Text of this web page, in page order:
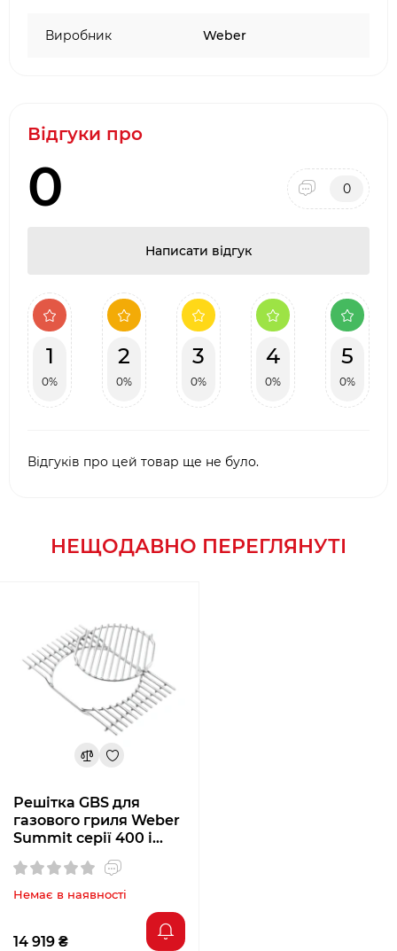
Виробник Weber
Відгуки про
0 0
Написати відгук
1
0%
2
0%
3
0%
4
0%
5
0%
Відгуків про цей товар ще не було.
НЕЩОДАВНО ПЕРЕГЛЯНУТІ
Решітка GBS для
газового гриля Weber
Summit серії 400 і
Немає в наявності
14 919 ₴